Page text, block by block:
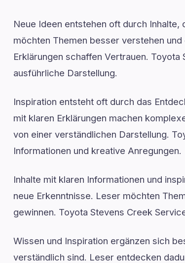
Neue Ideen entstehen oft durch
möchten Themen besser verstehen
Erklärungen schaffen Vertrauen.
ausführliche Darstellung.
Inspiration entsteht oft durch das
mit klaren Erklärungen machen
von einer verständlichen Darstellung.
Informationen und kreative Anregungen.
Inhalte mit klaren Informationen und
neue Erkenntnisse. Leser möchten
gewinnen. Toyota Stevens Creek
Wissen und Inspiration ergänzen sich
verständlich sind. Leser entdecken